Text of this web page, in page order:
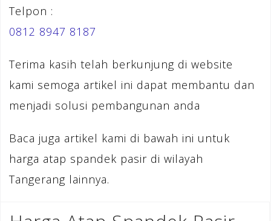
Telpon :
0812 8947 8187
Terima kasih telah berkunjung di website
kami semoga artikel ini dapat membantu dan
menjadi solusi pembangunan anda
Baca juga artikel kami di bawah ini untuk
harga atap spandek pasir di wilayah
Tangerang lainnya.